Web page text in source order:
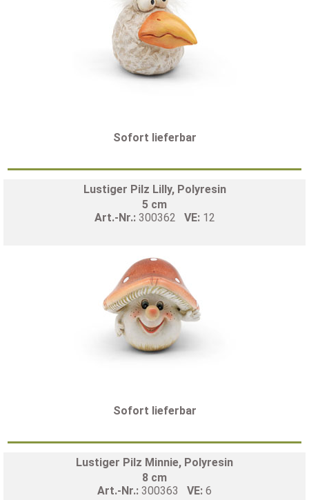
Sofort lieferbar
Lustiger Pilz Lilly, Polyresin
5 cm
Art.-Nr.: 300362 VE: 12
Sofort lieferbar
Lustiger Pilz Minnie, Polyresin
8 cm
Art.-Nr.: 300363 VE: 6